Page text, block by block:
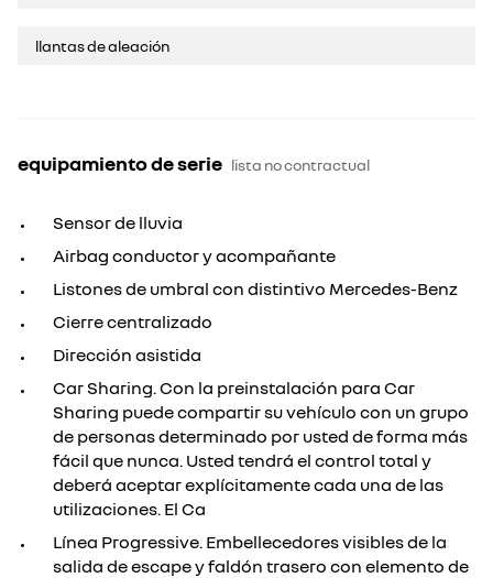
llantas de aleación
equipamiento de serie lista no contractual
Sensor de lluvia
Airbag conductor y acompañante
Listones de umbral con distintivo Mercedes-Benz
Cierre centralizado
Dirección asistida
Car Sharing. Con la preinstalación para Car
Sharing puede compartir su vehículo con un grupo
de personas determinado por usted de forma más
fácil que nunca. Usted tendrá el control total y
deberá aceptar explícitamente cada una de las
utilizaciones. El Ca
Línea Progressive. Embellecedores visibles de la
salida de escape y faldón trasero con elemento de